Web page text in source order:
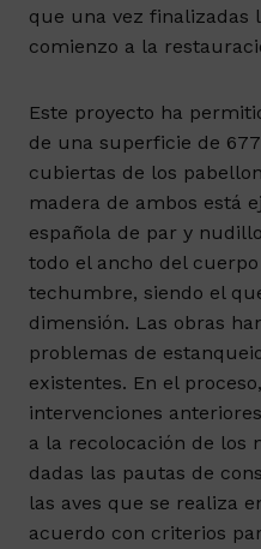
que una vez finalizadas
comienzo a la
Este proyecto ha
de una superficie de
cubiertas de los
madera de ambos está
española de par y
todo el ancho del
techumbre, siendo el
dimensión. Las obras
problemas de
existentes. En el
intervenciones
a la recolocación de los
dadas las pautas de
las aves que se realiza
acuerdo con criterios